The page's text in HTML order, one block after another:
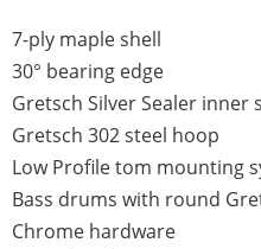
7-ply maple shell
30° bearing edge
Gretsch Silver Sealer inner
Gretsch 302 steel hoop
Low Profile tom mounting
Bass drums with round
Chrome hardware